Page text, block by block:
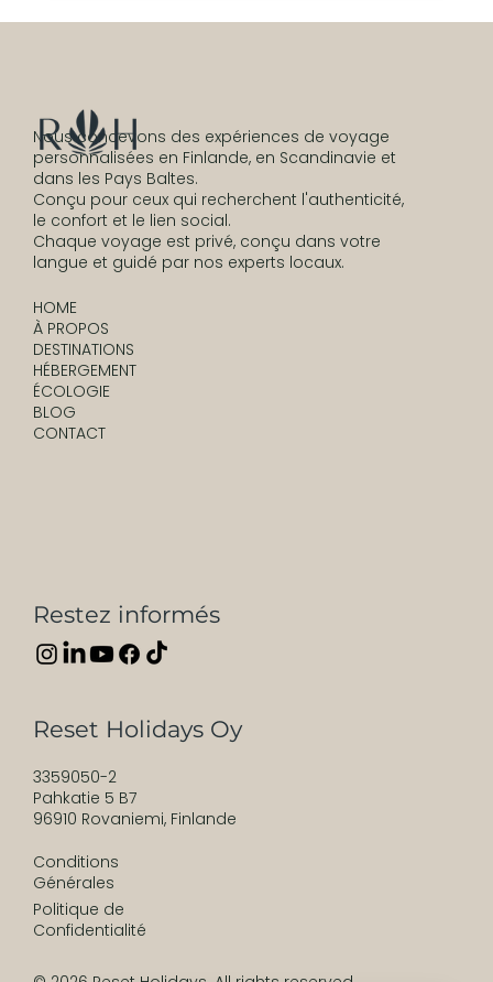
– Partie 4 – Professionnalisation ✨
Nous concevons des expériences de voyage
personnalisées en Finlande, en Scandinavie et
dans les Pays Baltes.
Conçu pour ceux qui recherchent l'authenticité,
le confort et le lien social.
Chaque voyage est privé, conçu dans votre
langue et guidé par nos experts locaux.
Reset Holidays Oy
3359050-2
Pahkatie 5 B7
96910 Rovaniemi, Finlande
Restez informés
HOME
À PROPOS
DESTINATIONS
HÉBERGEMENT
ÉCOLOGIE
BLOG
CONTACT
Conditions
Générales
Politique de
Confidentialité